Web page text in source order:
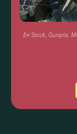
En Stock, Gunpla,